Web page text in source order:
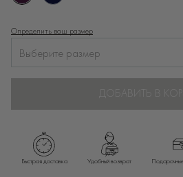
Определить ваш размер
Выберите размер
ДОБАВИТЬ В
Быстрая доставка Удобный возврат